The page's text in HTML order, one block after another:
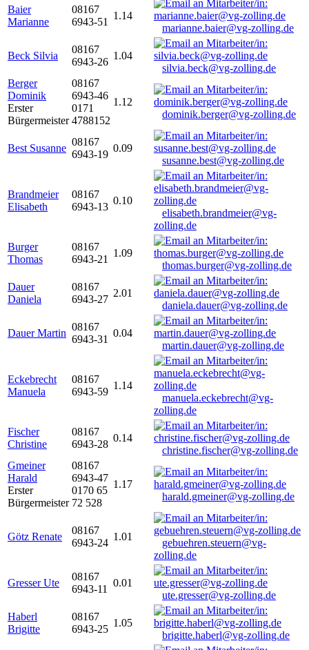
Baier
Marianne
08167
6943-51
1.14
marianne.baier@vg-zolling.de
Beck Silvia
08167
6943-26
1.04
silvia.beck@vg-zolling.de
Berger
Dominik
Erster
Bürgermeister
08167
6943-46
0171
4788152
1.12
dominik.berger@vg-zolling.de
Best Susanne
08167
6943-19
0.09
susanne.best@vg-zolling.de
Brandmeier
Elisabeth
08167
6943-13
0.10
elisabeth.brandmeier@vg-
zolling.de
Burger
Thomas
08167
6943-21
1.09
thomas.burger@vg-zolling.de
Dauer
Daniela
08167
6943-27
2.01
daniela.dauer@vg-zolling.de
Dauer Martin
08167
6943-31
0.04
martin.dauer@vg-zolling.de
Eckebrecht
Manuela
08167
6943-59
1.14
manuela.eckebrecht@vg-
zolling.de
Fischer
Christine
08167
6943-28
0.14
christine.fischer@vg-zolling.de
Gmeiner
Harald
Erster
Bürgermeister
08167
6943-47
0170 65
72 528
1.17
harald.gmeiner@vg-zolling.de
Götz Renate
08167
6943-24
1.01
gebuehren.steuern@vg-
zolling.de
Gresser Ute
08167
6943-11
0.01
ute.gresser@vg-zolling.de
Haberl
Brigitte
08167
6943-25
1.05
brigitte.haberl@vg-zolling.de